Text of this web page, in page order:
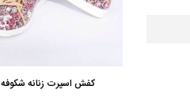
کفش اسپرت زنانه شکوفه